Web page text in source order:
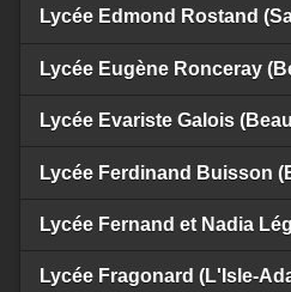
Lycée Edmond Rostand
Lycée Eugène Ronceray
Lycée Evariste Galois
Lycée Ferdinand Buisson
Lycée Fernand et Nadia
Lycée Fragonard (L'Isle-